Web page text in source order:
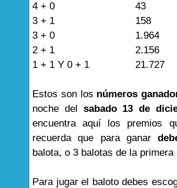
4 + 0
43
3 + 1
158
3 + 0
1.964
2 + 1
2.156
1 + 1 Y 0 + 1
21.727
Estos son los números
noche del sabado 13 de
encuentra aquí los premios
recuerda que para ganar
balota, o 3 balotas de la primera
Para jugar el baloto debes